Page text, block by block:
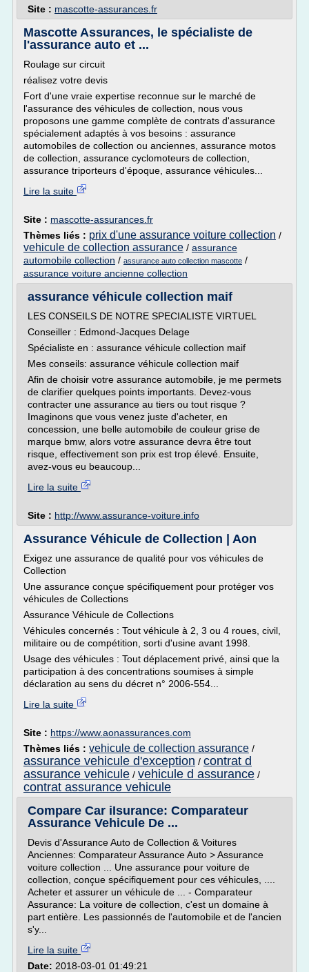
Site : mascotte-assurances.fr
Mascotte Assurances, le spécialiste de
l'assurance auto et ...
Roulage sur circuit
réalisez votre devis
Fort d'une vraie expertise reconnue sur le marché de
l'assurance des véhicules de collection, nous vous
proposons une gamme complète de contrats d'assurance
spécialement adaptés à vos besoins : assurance
automobiles de collection ou anciennes, assurance motos
de collection, assurance cyclomoteurs de collection,
assurance triporteurs d'époque, assurance véhicules...
Lire la suite
Site : mascotte-assurances.fr
Thèmes liés : prix d'une assurance voiture collection /
vehicule de collection assurance / assurance
automobile collection / assurance auto collection mascotte /
assurance voiture ancienne collection
assurance véhicule collection maif
LES CONSEILS DE NOTRE SPECIALISTE VIRTUEL
Conseiller : Edmond-Jacques Delage
Spécialiste en : assurance véhicule collection maif
Mes conseils: assurance véhicule collection maif
Afin de choisir votre assurance automobile, je me permets
de clarifier quelques points importants. Devez-vous
contracter une assurance au tiers ou tout risque ?
Imaginons que vous venez juste d'acheter, en
concession, une belle automobile de couleur grise de
marque bmw, alors votre assurance devra être tout
risque, effectivement son prix est trop élevé. Ensuite,
avez-vous eu beaucoup...
Lire la suite
Site : http://www.assurance-voiture.info
Assurance Véhicule de Collection | Aon
Exigez une assurance de qualité pour vos véhicules de
Collection
Une assurance conçue spécifiquement pour protéger vos
véhicules de Collections
Assurance Véhicule de Collections
Véhicules concernés : Tout véhicule à 2, 3 ou 4 roues, civil,
militaire ou de compétition, sorti d'usine avant 1998.
Usage des véhicules : Tout déplacement privé, ainsi que la
participation à des concentrations soumises à simple
déclaration au sens du décret n° 2006-554...
Lire la suite
Site : https://www.aonassurances.com
Thèmes liés : vehicule de collection assurance /
assurance vehicule d'exception / contrat d
assurance vehicule / vehicule d assurance /
contrat assurance vehicule
Compare Car iIsurance: Comparateur
Assurance Vehicule De ...
Devis d'Assurance Auto de Collection & Voitures
Anciennes: Comparateur Assurance Auto > Assurance
voiture collection ... Une assurance pour voiture de
collection, conçue spécifiquement pour ces véhicules, ....
Acheter et assurer un véhicule de ... - Comparateur
Assurance: La voiture de collection, c'est un domaine à
part entière. Les passionnés de l'automobile et de l'ancien
s'y...
Lire la suite
Date: 2018-03-01 01:49:21